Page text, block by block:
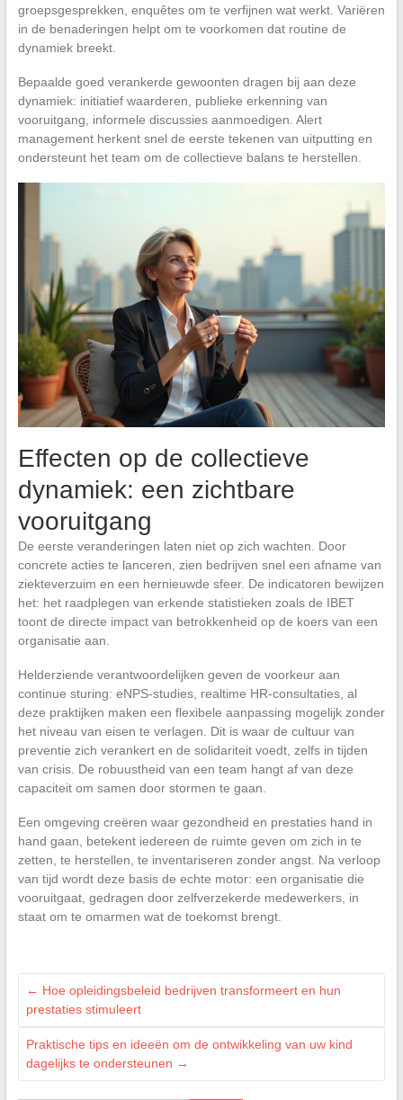
groepsgesprekken, enquêtes om te verfijnen wat werkt. Variëren
in de benaderingen helpt om te voorkomen dat routine de
dynamiek breekt.
Bepaalde goed verankerde gewoonten dragen bij aan deze
dynamiek: initiatief waarderen, publieke erkenning van
vooruitgang, informele discussies aanmoedigen. Alert
management herkent snel de eerste tekenen van uitputting en
ondersteunt het team om de collectieve balans te herstellen.
Effecten op de collectieve
dynamiek: een zichtbare
vooruitgang
De eerste veranderingen laten niet op zich wachten. Door
concrete acties te lanceren, zien bedrijven snel een afname van
ziekteverzuim en een hernieuwde sfeer. De indicatoren bewijzen
het: het raadplegen van erkende statistieken zoals de IBET
toont de directe impact van betrokkenheid op de koers van een
organisatie aan.
Helderziende verantwoordelijken geven de voorkeur aan
continue sturing: eNPS-studies, realtime HR-consultaties, al
deze praktijken maken een flexibele aanpassing mogelijk zonder
het niveau van eisen te verlagen. Dit is waar de cultuur van
preventie zich verankert en de solidariteit voedt, zelfs in tijden
van crisis. De robuustheid van een team hangt af van deze
capaciteit om samen door stormen te gaan.
Een omgeving creëren waar gezondheid en prestaties hand in
hand gaan, betekent iedereen de ruimte geven om zich in te
zetten, te herstellen, te inventariseren zonder angst. Na verloop
van tijd wordt deze basis de echte motor: een organisatie die
vooruitgaat, gedragen door zelfverzekerde medewerkers, in
staat om te omarmen wat de toekomst brengt.
← Hoe opleidingsbeleid bedrijven transformeert en hun
prestaties stimuleert
Praktische tips en ideeën om de ontwikkeling van uw kind
dagelijks te ondersteunen →